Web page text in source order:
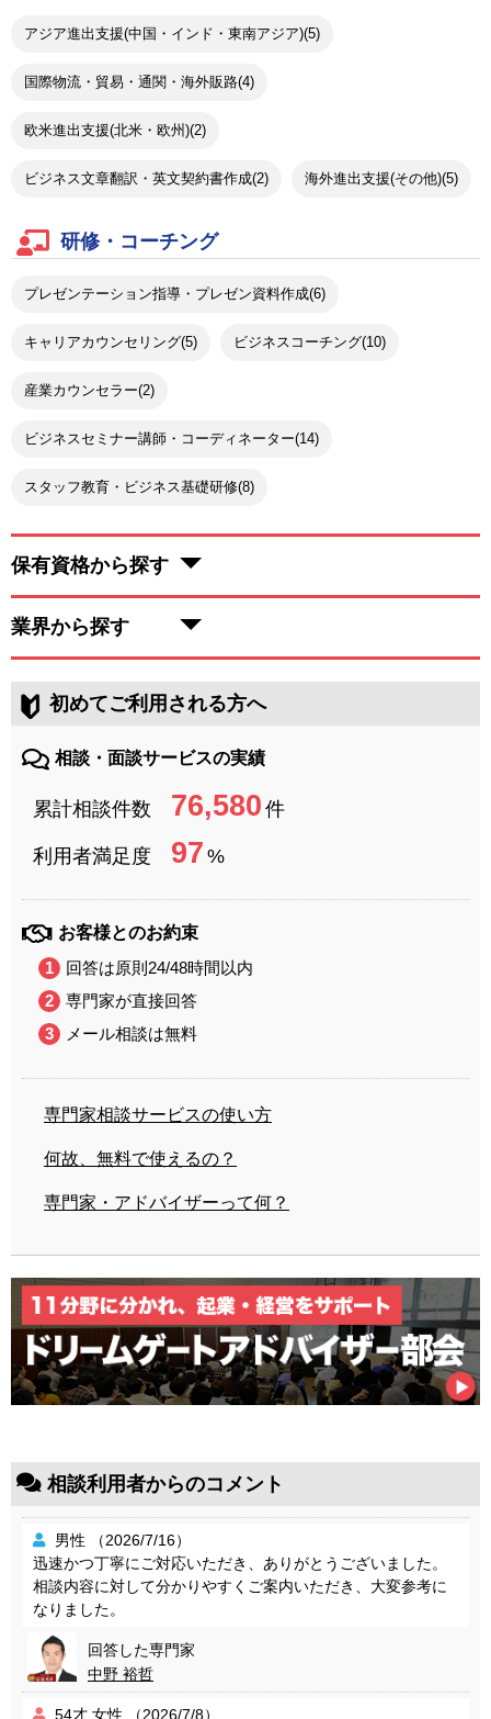
アジア進出支援(中国・インド・東南アジア)(5)
国際物流・貿易・通関・海外販路(4)
欧米進出支援(北米・欧州)(2)
ビジネス文章翻訳・英文契約書作成(2) 海外進出支援(その他)(5)
研修・コーチング
プレゼンテーション指導・プレゼン資料作成(6)
キャリアカウンセリング(5) ビジネスコーチング(10)
産業カウンセラー(2)
ビジネスセミナー講師・コーディネーター(14)
スタッフ教育・ビジネス基礎研修(8)
保有資格から探す
業界から探す
初めてご利用される方へ
相談・面談サービスの実績
累計相談件数 76,580 件
利用者満足度 97 %
お客様とのお約束
回答は原則24/48時間以内
専門家が直接回答
メール相談は無料
専門家相談サービスの使い方
何故、無料で使えるの？
専門家・アドバイザーって何？
相談利用者からのコメント
男性 （2026/7/16）
迅速かつ丁寧にご対応いただき、ありがとうございました。
相談内容に対して分かりやすくご案内いただき、大変参考に
なりました。
回答した専門家
中野 裕哲
54才 女性 （2026/7/8）